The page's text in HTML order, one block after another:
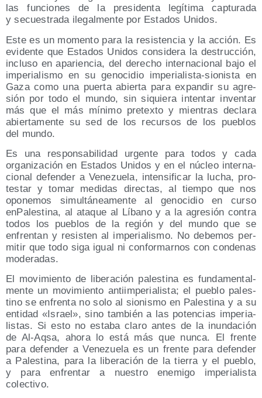
las fun­cio­nes de la pre­si­den­ta legí­ti­ma cap­tu­ra­da
y secues­tra­da ile­gal­men­te por Esta­dos Unidos.
Este es un momen­to para la resis­ten­cia y la acción. Es
evi­den­te que Esta­dos Uni­dos con­si­de­ra la des­truc­ción,
inclu­so en apa­rien­cia, del dere­cho inter­na­cio­nal bajo el
impe­ria­lis­mo en su geno­ci­dio impe­ria­lis­ta-sio­nis­ta en
Gaza como una puer­ta abier­ta para expan­dir su agre­
sión por todo el mun­do, sin siquie­ra inten­tar inven­tar
más que el más míni­mo pre­tex­to y mien­tras decla­ra
abier­ta­men­te su sed de los recur­sos de los pue­blos
del mundo.
Es una res­pon­sa­bi­li­dad urgen­te para todos y cada
orga­ni­za­ción en Esta­dos Uni­dos y en el núcleo inter­na­
cio­nal defen­der a Vene­zue­la, inten­si­fi­car la lucha, pro­
tes­tar y tomar medi­das direc­tas, al tiem­po que nos
opo­ne­mos simul­tá­nea­men­te al geno­ci­dio en cur­so
enPa­les­ti­na, al ata­que al Líbano y a la agre­sión con­tra
todos los pue­blos de la región y del mun­do que se
enfren­tan y resis­ten al impe­ria­lis­mo. No debe­mos per­
mi­tir que todo siga igual ni con­for­mar­nos con con­de­nas
moderadas.
El movi­mien­to de libe­ra­ción pales­ti­na es fun­da­men­tal­
men­te un movi­mien­to anti­im­pe­ria­lis­ta; el pue­blo pales­
tino se enfren­ta no solo al sio­nis­mo en Pales­ti­na y a su
enti­dad «Israel», sino tam­bién a las poten­cias impe­ria­
lis­tas. Si esto no esta­ba cla­ro antes de la inun­da­ción
de Al-Aqsa, aho­ra lo está más que nun­ca. El fren­te
para defen­der a Vene­zue­la es un fren­te para defen­der
a Pales­ti­na, para la libe­ra­ción de la tie­rra y el pue­blo,
y para enfren­tar a nues­tro enemi­go impe­ria­lis­ta
colectivo.